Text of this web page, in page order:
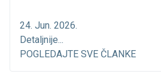
24. Jun. 2026.
Detaljnije...
POGLEDAJTE SVE ČLANKE